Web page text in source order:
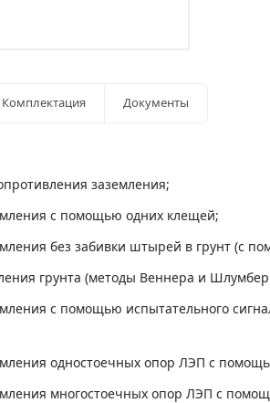
Комплектация Документы
заземления;
с помощью одних клещей;
без забивки штырей в грунт (с
грунта (методы Веннера и
с помощью испытательного
одностоечных опор ЛЭП с
многостоечных опор ЛЭП с